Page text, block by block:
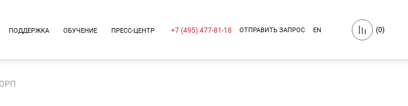
ПОДДЕРЖКА ОБУЧЕНИЕ ПРЕСС-ЦЕНТР +7 (495) 477-81-18 ОТПРАВИТЬ ЗАПРОС EN (0)